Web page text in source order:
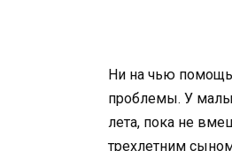
Ни на чью помощь
проблемы. У
лета, пока не
трехлетним